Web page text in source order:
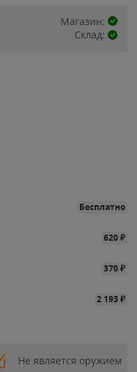
Магазин:
Склад:
Бесплатно
620₽
370₽
2 193₽
Не является оружием